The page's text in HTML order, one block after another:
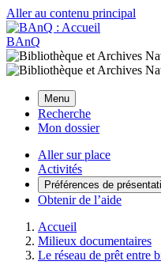
Aller au contenu principal
BAnQ
Menu
Recherche
Mon dossier
Aller sur place
Activités
Préférences de
Obtenir de l’aide
Accueil
Milieux documentaires
Le réseau de prêt entre